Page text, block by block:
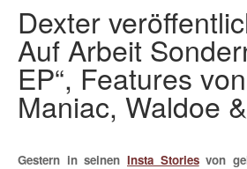
Dexter
Auf Arbeit
EP“, Features
Maniac, Waldoe
Gestern in seinen Insta Storiesvon